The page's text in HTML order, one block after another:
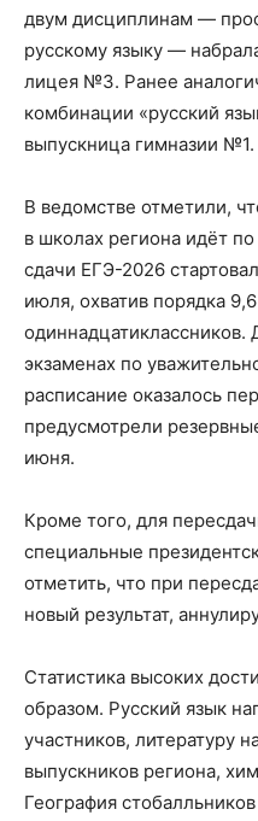
двум дисциплинам —
русскому языку —
лицея №3. Ранее
комбинации «русский
выпускница гимназии №1.
В ведомстве отметили,
в школах региона идёт
сдачи ЕГЭ-2026
июля, охватив порядка
одиннадцатиклассников.
экзаменах по
расписание оказалось
предусмотрели
июня.
Кроме того, для
специальные
отметить, что при
новый результат,
Статистика высоких
образом. Русский язык
участников, литературу
выпускников региона,
География